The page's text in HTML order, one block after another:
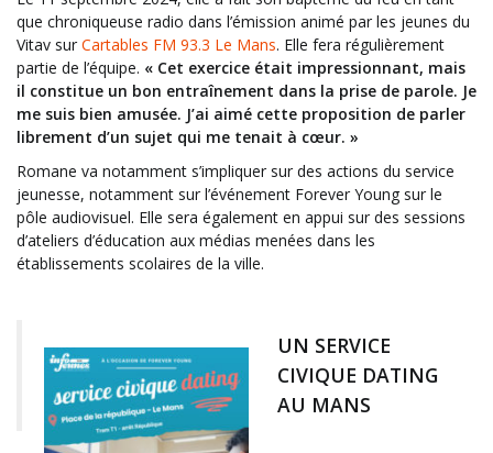
que chroniqueuse radio dans l’émission animé par les jeunes du
Vitav sur Cartables FM 93.3 Le Mans. Elle fera régulièrement
partie de l’équipe. « Cet exercice était impressionnant, mais
il constitue un bon entraînement dans la prise de parole. Je
me suis bien amusée. J’ai aimé cette proposition de parler
librement d’un sujet qui me tenait à cœur. »
Romane va notamment s’impliquer sur des actions du service
jeunesse, notamment sur l’événement Forever Young sur le
pôle audiovisuel. Elle sera également en appui sur des sessions
d’ateliers d’éducation aux médias menées dans les
établissements scolaires de la ville.
UN SERVICE
CIVIQUE DATING
AU MANS